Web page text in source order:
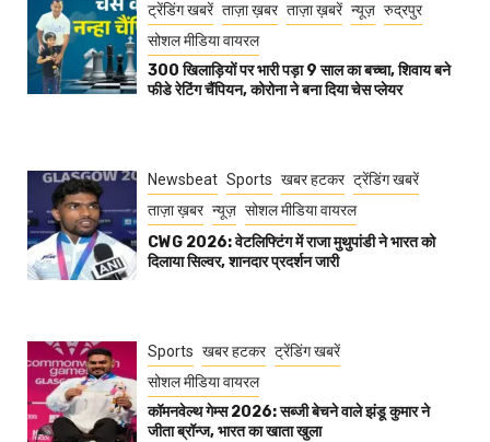
ट्रेंडिंग खबरें ताज़ा ख़बर ताज़ा ख़बरें न्यूज़ रुद्रपुर
सोशल मीडिया वायरल
300 खिलाड़ियों पर भारी पड़ा 9 साल का बच्चा, शिवाय बने
फीडे रेटिंग चैंपियन, कोरोना ने बना दिया चेस प्लेयर
Newsbeat Sports खबर हटकर ट्रेंडिंग खबरें
ताज़ा ख़बर न्यूज़ सोशल मीडिया वायरल
CWG 2026: वेटलिफ्टिंग में राजा मुथुपांडी ने भारत को
दिलाया सिल्वर, शानदार प्रदर्शन जारी
Sports खबर हटकर ट्रेंडिंग खबरें
सोशल मीडिया वायरल
कॉमनवेल्थ गेम्स 2026: सब्जी बेचने वाले झंडू कुमार ने
जीता ब्रॉन्ज, भारत का खाता खुला